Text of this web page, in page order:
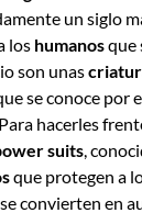
un siglo
los humanosque
son unas
se conoce por
hacerles
suits,
que protegen a
convierten en